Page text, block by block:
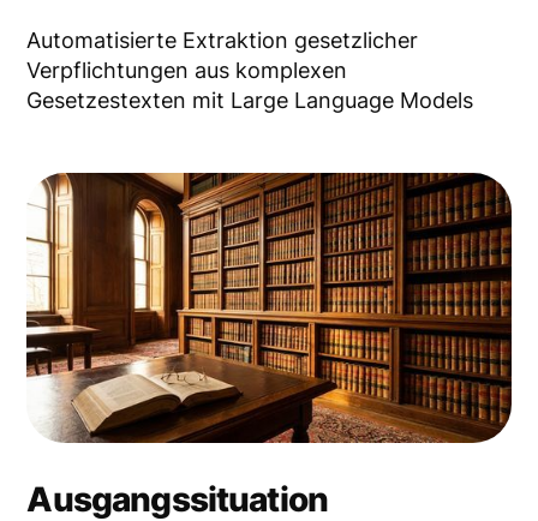
Automatisierte Extraktion gesetzlicher
Verpflichtungen aus komplexen
Gesetzestexten mit Large Language Models
Ausgangssituation